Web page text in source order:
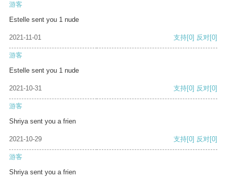
游客
Estelle sent you 1 nude
2021-11-01 支持[0] 反对[0]
游客
Estelle sent you 1 nude
2021-10-31 支持[0] 反对[0]
游客
Shriya sent you a frien
2021-10-29 支持[0] 反对[0]
游客
Shriya sent you a frien